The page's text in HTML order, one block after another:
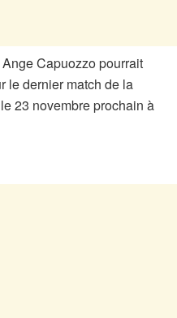
Capuozzo pourrait
le dernier match de la
23 novembre prochain à